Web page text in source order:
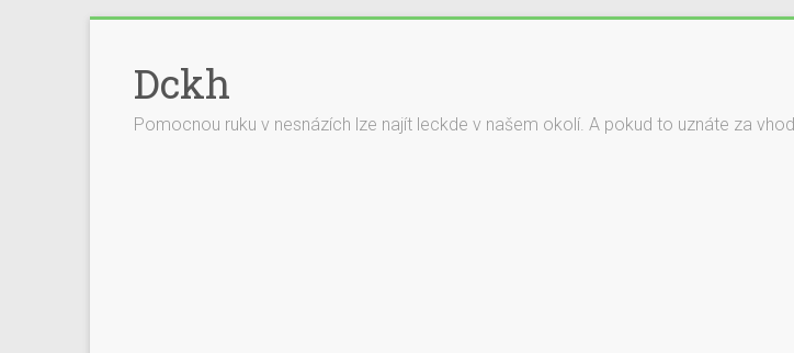
Dckh
Pomocnou ruku v nesnázích lze najít leckde v našem okolí. A pokud to uznáte za